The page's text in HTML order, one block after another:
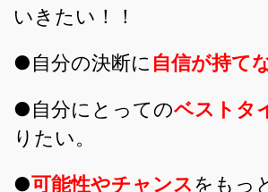
いきたい！！
●自分の決断に 自信が持て
●自分にとってのベストタ
りたい。
●可能性やチャンスをもっ